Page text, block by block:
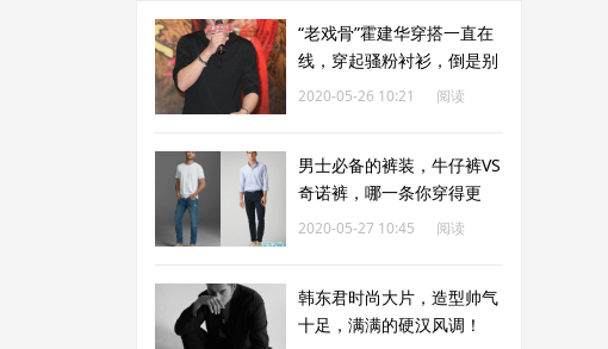
“老戏骨”霍建华穿搭一直在
线，穿起骚粉衬衫，倒是别
具一格
2020-05-26 10:21
阅读
男士必备的裤装，牛仔裤VS
奇诺裤，哪一条你穿得更
多？
2020-05-27 10:45
阅读
韩东君时尚大片，造型帅气
十足，满满的硬汉风调！